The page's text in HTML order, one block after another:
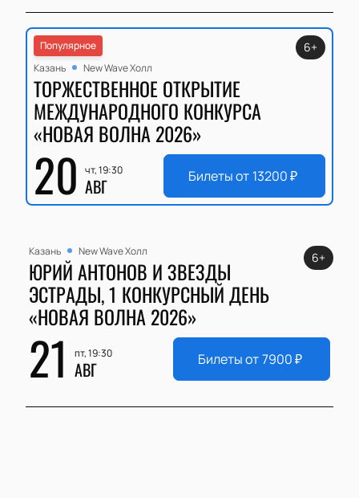
Популярное
Казань
New Wave Холл
ТОРЖЕСТВЕННОЕ ОТКРЫТИЕ
МЕЖДУНАРОДНОГО КОНКУРСА
«НОВАЯ ВОЛНА 2026»
20 чт, 19:30
АВГ
6+
Билеты от 13200₽
Казань New Wave Холл
ЮРИЙ АНТОНОВ И ЗВЕЗДЫ
ЭСТРАДЫ, 1 КОНКУРСНЫЙ ДЕНЬ
«НОВАЯ ВОЛНА 2026»
21 пт, 19:30
АВГ
6+
Билеты от7900₽